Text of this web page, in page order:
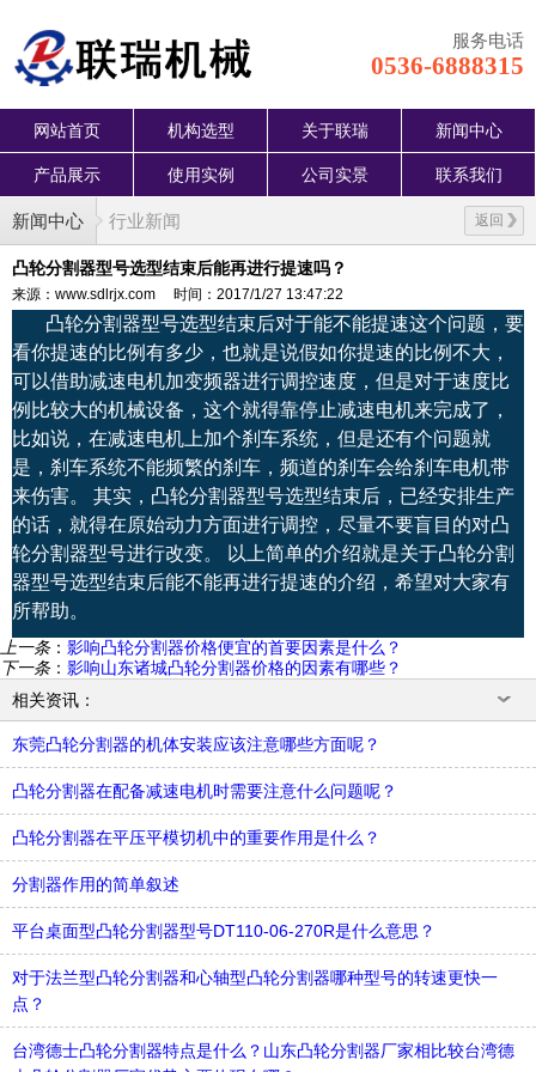
服务电话
0536-6888315
网站首页 机构选型 关于联瑞 新闻中心
产品展示 使用实例 公司实景 联系我们
新闻中心 返回
行业新闻
凸轮分割器型号选型结束后能再进行提速吗？
来源：www.sdlrjx.com 时间：2017/1/27 13:47:22
凸轮分割器型号选型结束后对于能不能提速这个问题，要
看你提速的比例有多少，也就是说假如你提速的比例不大，
可以借助减速电机加变频器进行调控速度，但是对于速度比
例比较大的机械设备，这个就得靠停止减速电机来完成了，
比如说，在减速电机上加个刹车系统，但是还有个问题就
是，刹车系统不能频繁的刹车，频道的刹车会给刹车电机带
来伤害。 其实，凸轮分割器型号选型结束后，已经安排生产
的话，就得在原始动力方面进行调控，尽量不要盲目的对凸
轮分割器型号进行改变。 以上简单的介绍就是关于凸轮分割
器型号选型结束后能不能再进行提速的介绍，希望对大家有
所帮助。
上一条： 影响凸轮分割器价格便宜的首要因素是什么？
下一条： 影响山东诸城凸轮分割器价格的因素有哪些？
相关资讯：
东莞凸轮分割器的机体安装应该注意哪些方面呢？
凸轮分割器在配备减速电机时需要注意什么问题呢？
凸轮分割器在平压平模切机中的重要作用是什么？
分割器作用的简单叙述
平台桌面型凸轮分割器型号DT110-06-270R是什么意思？
对于法兰型凸轮分割器和心轴型凸轮分割器哪种型号的转速更快一
点？
台湾德士凸轮分割器特点是什么？山东凸轮分割器厂家相比较台湾德